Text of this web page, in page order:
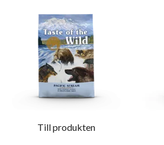
Till produkten